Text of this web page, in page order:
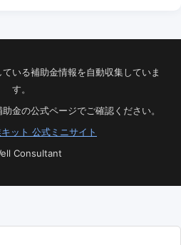
いる補助金情報を自動収集していま
す。
金の公式ページでご確認ください。
ット 公式ミニサイト
Consultant